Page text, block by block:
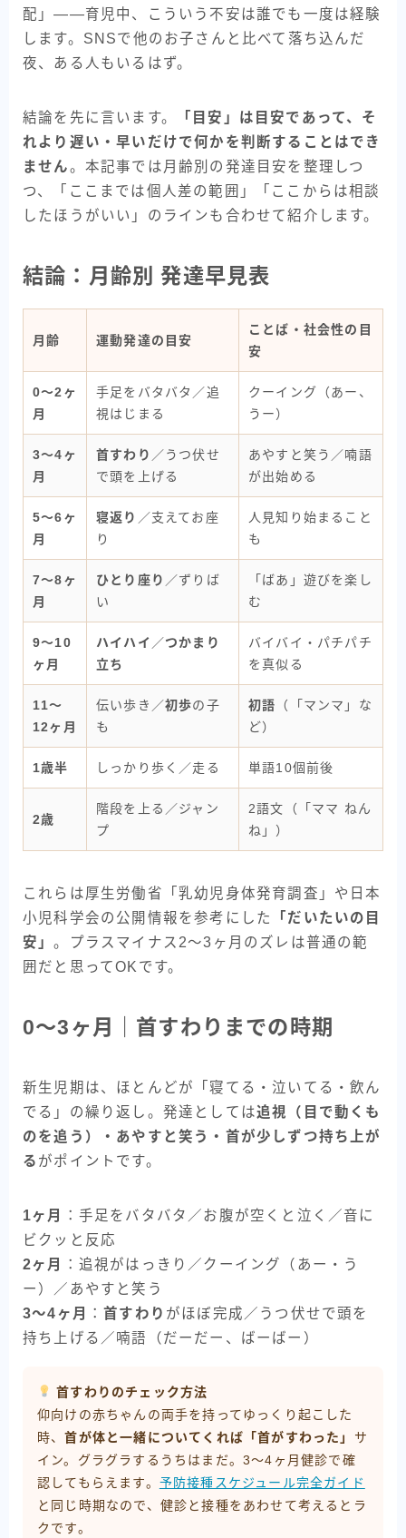
配」――育児中、こういう不安は誰でも一度は経験
します。SNSで他のお子さんと比べて落ち込んだ
夜、ある人もいるはず。
結論を先に言います。
「目安」は目安であって、そ
れより遅い・早いだけで何かを判断することはでき
ません。本記事では月齢別の発達目安を整理しつ
つ、「ここまでは個人差の範囲」「ここからは相談
したほうがいい」のラインも合わせて紹介します。
結論：月齢別 発達早見表
月齢 運動発達の目安
ことば・社会性の目
安
0〜2ヶ
月
手足をバタバタ／追
視はじまる
クーイング（あー、
うー）
3〜4ヶ
月
首すわり ／うつ伏せ
で頭を上げる
あやすと笑う／喃語
が出始める
5〜6ヶ
月
寝返り ／支えてお座
り
人見知り始まること
も
7〜8ヶ
月
ひとり座り ／ずりば
い
「ばあ」遊びを楽し
む
9〜10
ヶ月
ハイハイ ／つかまり
立ち
バイバイ・パチパチ
を真似る
11〜
12ヶ月
伝い歩き／初歩の子
も
初語 （「マンマ」な
ど）
1歳半 しっかり歩く／走る 単語10個前後
2歳
階段を上る／ジャン
プ
2語文（「ママ ねん
ね」）
これらは厚生労働省「乳幼児身体発育調査」や日本
小児科学会の公開情報を参考にした
「だいたいの目
安」。プラスマイナス2〜3ヶ月のズレは普通の範
囲だと思ってOKです。
0〜3ヶ月｜首すわりまでの時期
新生児期は、ほとんどが「寝てる・泣いてる・飲ん
でる」の繰り返し。発達としては追視（目で動くも
のを追う）・あやすと笑う・首が少しずつ持ち上が
る がポイントです。
1ヶ月
：手足をバタバタ／お腹が空くと泣く／音に
ビクッと反応
2ヶ月
：追視がはっきり／クーイング（あー・う
ー）／あやすと笑う
3〜4ヶ月
：首すわり がほぼ完成／うつ伏せで頭を
持ち上げる／喃語（だーだー、ばーばー）
首すわりのチェック方法
仰向けの赤ちゃんの両手を持ってゆっくり起こした
時、首が体と一緒についてくれば「首がすわった」 サ
イン。グラグラするうちはまだ。3〜4ヶ月健診で確
認してもらえます。 予防接種スケジュール完全ガイド
と同じ時期なので、健診と接種をあわせて考えるとラ
クです。